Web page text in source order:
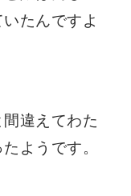
たんですよ
違えてわた
ようです。